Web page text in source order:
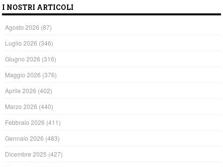
I NOSTRI ARTICOLI
Agosto 2026 (87)
Luglio 2026 (346)
Giugno 2026 (316)
Maggio 2026 (376)
Aprile 2026 (402)
Marzo 2026 (440)
Febbraio 2026 (411)
Gennaio 2026 (483)
Dicembre 2025 (427)